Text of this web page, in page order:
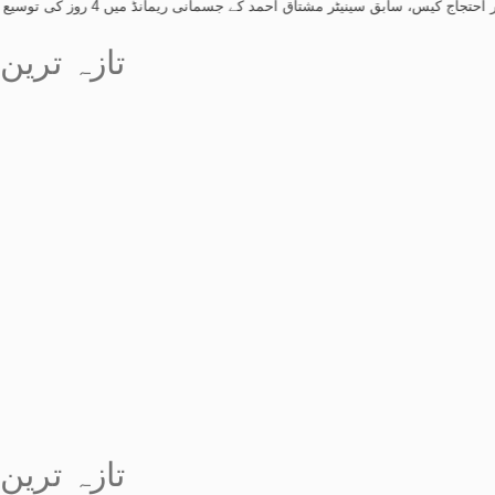
سابق سینیٹر مشتاق احمد کے جسمانی ریمانڈ میں 4 روز کی توسیع کشمیر
تازہ ترین
تازہ ترین